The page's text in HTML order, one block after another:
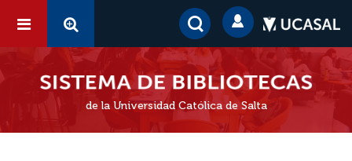
de la Universidad Católica de Salta